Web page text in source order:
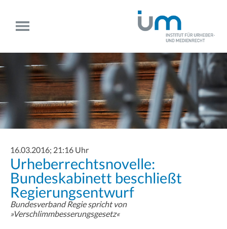
16.03.2016; 21:16 Uhr
Urheberrechtsnovelle:
Bundeskabinett beschließt
Regierungsentwurf
Bundesverband Regie spricht von
»Verschlimmbesserungsgesetz«